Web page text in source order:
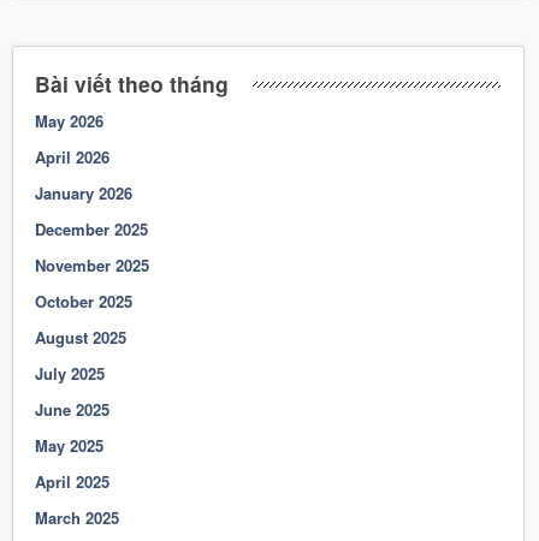
Bài viết theo tháng
May 2026
April 2026
January 2026
December 2025
November 2025
October 2025
August 2025
July 2025
June 2025
May 2025
April 2025
March 2025